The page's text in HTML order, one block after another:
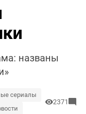
названы
сериалы
2371